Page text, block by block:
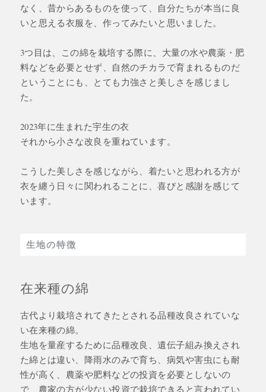
なく、昔からあるものを使って、自分たちが本当に良
いと思える衣服を、作ってみたいと思いました。
3つ目は、この綿を栽培する際に、大量の水や農薬・肥
料などを必要とせず、自然のチカラで育まれるものだ
ということにも、とても力強さと美しさを感じまし
た。
2023年に生まれた宇生の衣
それから小さな改良を重ねています。
こうした美しさを感じながら、着たいと思われる方が
衣を纏う日々に関われることに、喜びと感謝を感じて
います。
生地の特徴
在来種の綿
古代より栽培されてきたとされる品種改良されていな
い在来種の綿。
生地を量産するために品種改良、遺伝子組み換えされ
た綿とは違い、降雨水のみで育ち、病気や害虫にも耐
性が高く、農薬や肥料などの投資を必要としないの
で、農家の方が少ない投資で栽培できると言われてい